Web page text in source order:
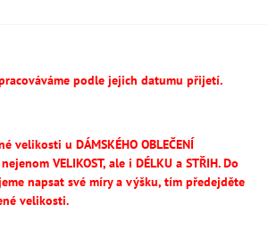
podle jejich datumu přijetí.
velikosti u DÁMSKÉHO OBLEČENÍ
nejenom VELIKOST, ale i DÉLKU a STŘIH.Do
napsat své míry a výšku, tím předejděte
velikosti.